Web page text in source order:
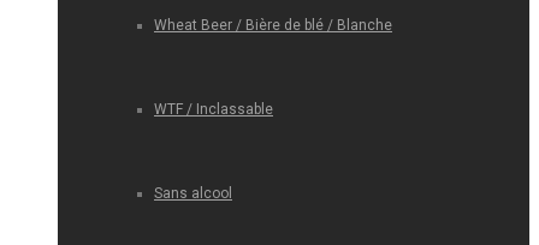
Wheat Beer / Bière de blé / Blanche
WTF / Inclassable
Sans alcool